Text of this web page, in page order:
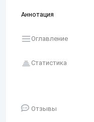
Аннотация
Оглавление
Статистика
Отзывы